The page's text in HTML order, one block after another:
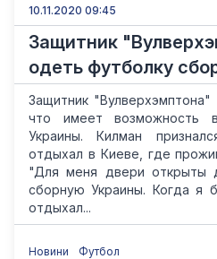
10.11.2020 09:45
Защитник
одеть футболку
Защитник "Вулверхэмптона"
что имеет возможность
Украины. Килман
отдыхал в Киеве, где
"Для меня двери открыты
сборную Украины. Когда я
отдыхал...
Новини Футбол